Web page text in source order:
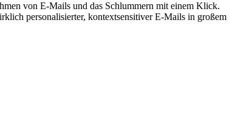
von E-Mails und das Schlummern mit einem Klick.
personalisierter, kontextsensitiver E-Mails in großem